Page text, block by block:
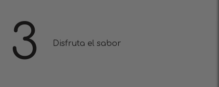
3 Disfruta el sabor